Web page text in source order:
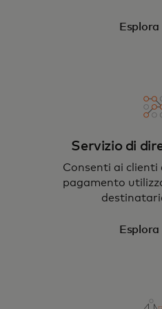
Esplora
Servizio di
Consenti ai
pagamento
Esplora